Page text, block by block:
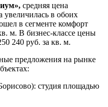
средняя цена
увеличилась в обоих
в сегменте комфорт
м. В бизнес-классе цены
240 руб. за кв. м.
предложения на рынке
студия площадью